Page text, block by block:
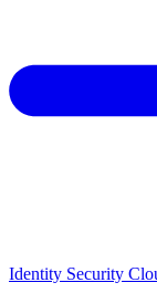
Identity Security